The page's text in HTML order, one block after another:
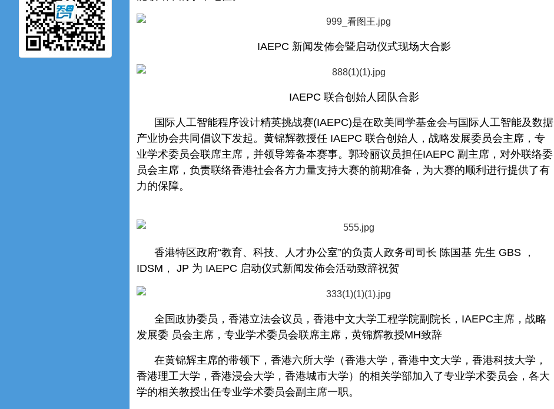
IAEPC 新闻发佈会暨启动仪式现场大合影
IAEPC 联合创始人团队合影
国际人工智能程序设计精英挑战赛(IAEPC)是在欧美同学基金会与国际人工智能及数据
产业协会共同倡议下发起。黄锦辉教授任 IAEPC 联合创始人，战略发展委员会主席，专
业学术委员会联席主席，并领导筹备本赛事。郭玲丽议员担任IAEPC 副主席，对外联络委
员会主席，负责联络香港社会各方力量支持大赛的前期准备，为大赛的顺利进行提供了有
力的保障。
香港特区政府“教育、科技、人才办公室”的负责人政务司司长 陈国基 先生 GBS ，
IDSM， JP 为 IAEPC 启动仪式新闻发佈会活动致辞祝贺
全国政协委员，香港立法会议员，香港中文大学工程学院副院长，IAEPC主席，战略
发展委 员会主席，专业学术委员会联席主席，黄锦辉教授MH致辞
在黄锦辉主席的带领下，香港六所大学（香港大学，香港中文大学，香港科技大学，
香港理工大学，香港浸会大学，香港城市大学）的相关学部加入了专业学术委员会，各大
学的相关教授出任专业学术委员会副主席一职。